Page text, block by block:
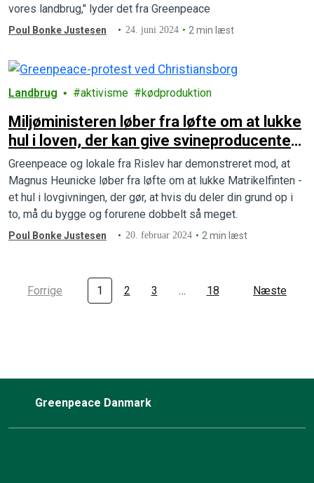
vores landbrug," lyder det fra Greenpeace
Poul Bonke Justesen 24. juni 2024 2 min læst
Landbrug aktivisme kødproduktion
Miljøministeren løber fra løfte om at lukke
hul i loven, der kan give svineproducenter
vokseværk
Greenpeace og lokale fra Rislev har demonstreret mod, at
Magnus Heunicke løber fra løfte om at lukke Matrikelfinten -
et hul i lovgivningen, der gør, at hvis du deler din grund op i
to, må du bygge og forurene dobbelt så meget.
Poul Bonke Justesen 20. februar 2024 2 min læst
Forrige 1 2 3 … 18 Næste
Greenpeace Danmark